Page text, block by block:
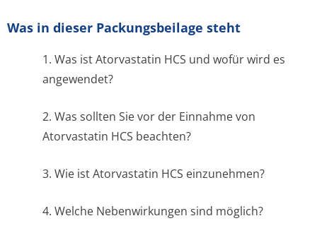
Was in dieser Packungsbeilage steht
1. Was ist Atorvastatin HCS und wofür wird es
angewendet?
2. Was sollten Sie vor der Einnahme von
Atorvastatin HCS beachten?
3. Wie ist Atorvastatin HCS einzunehmen?
4. Welche Nebenwirkungen sind möglich?